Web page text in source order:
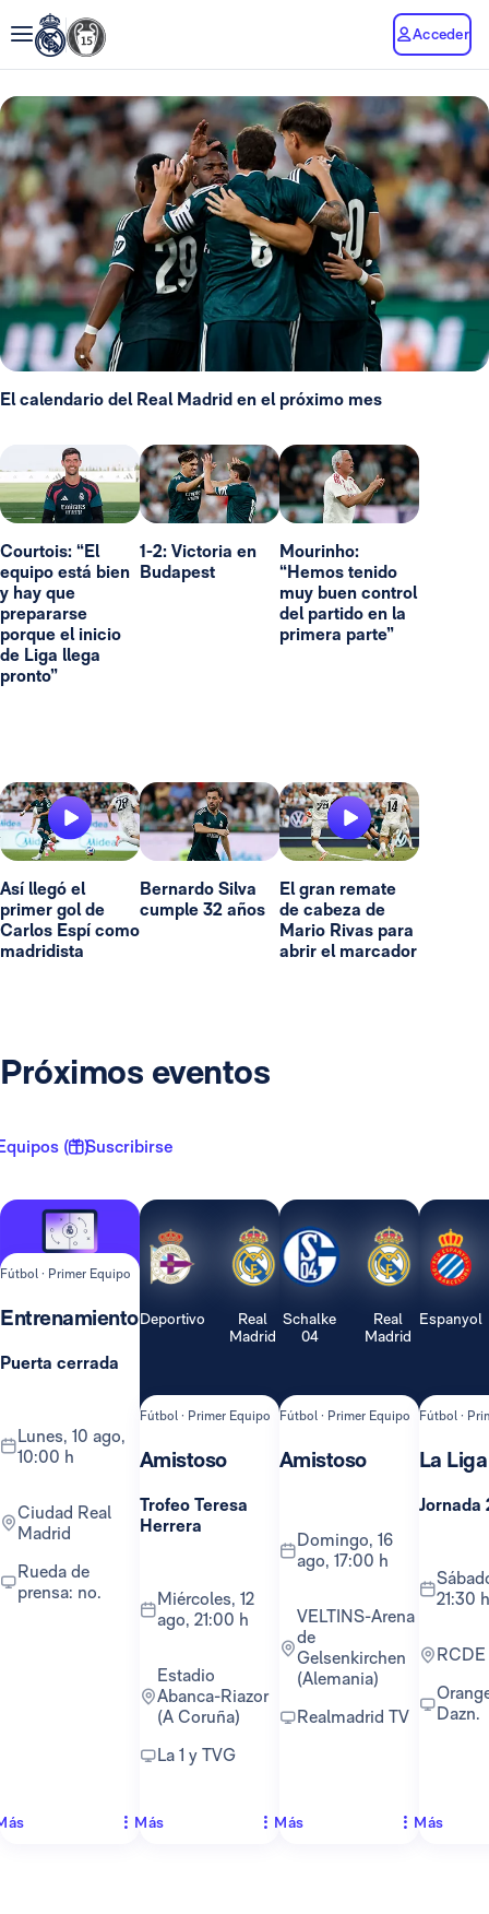
Acceder
El calendario del Real Madrid en el próximo mes
Courtois: “El
equipo está bien
y hay que
prepararse
porque el inicio
de Liga llega
pronto”
1-2: Victoria en
Budapest
Mourinho:
“Hemos tenido
muy buen control
del partido en la
primera parte”
Así llegó el
primer gol de
Carlos Espí como
madridista
Bernardo Silva
cumple 32 años
El gran remate
de cabeza de
Mario Rivas para
abrir el marcador
Próximos eventos
( 1 )Suscribirse
Fútbol · Primer Equipo
Entrenamiento
Puerta cerrada
lunes, 10 ago,
10:00 h
Ciudad Real
Madrid
Rueda de
prensa: no.
Deportivo
Real
Madrid
Fútbol · Primer Equipo
Amistoso
Trofeo Teresa
Herrera
miércoles, 12
ago, 21:00 h
Estadio
Abanca-Riazor
(A Coruña)
La 1 y TVG
Más
Schalke
04
Real
Madrid
Fútbol · Primer Equipo
Amistoso
domingo, 16
ago, 17:00 h
VELTINS-Arena
de
Gelsenkirchen
(Alemania)
Realmadrid TV
Más
Espanyol
Fútbol ·
La Liga
Jornada
sábado, 22 ago,
21:30 h
Orange TV y
Dazn.
Más